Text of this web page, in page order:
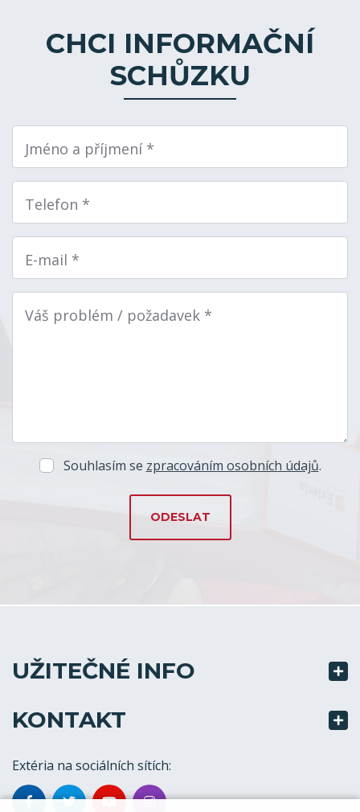
CHCI INFORMAČNÍ
SCHŮZKU
Jméno a příjmení *
Telefon *
E-mail *
Váš problém / požadavek *
Souhlasím se zpracováním osobních údajů.
UŽITEČNÉ INFO
KONTAKT
Extéria na sociálních sítích: